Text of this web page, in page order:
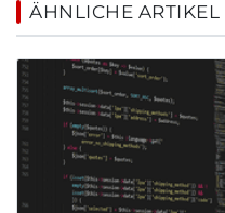
ÄHNLICHE ARTIKEL